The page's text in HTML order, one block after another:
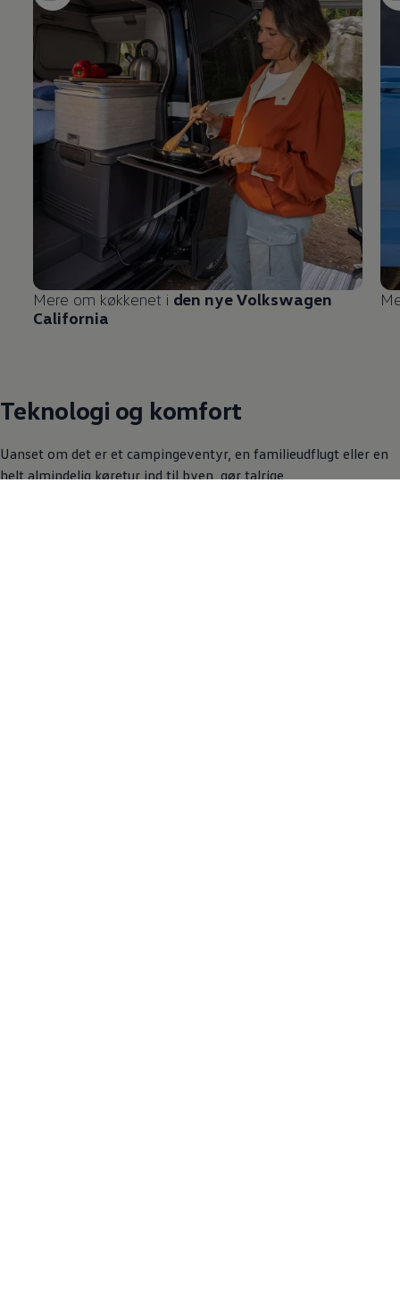
Mere om køkkenet i den nyeVolkswagen
California
Teknologi og komfort
Uanset om det er et campingeventyr, en familieudflugt eller en
helt almindelig køretur ind til byen, gør talrige